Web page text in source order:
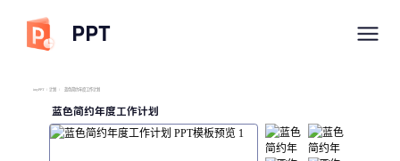
PPT
imyPPT / 计划 / 蓝色简约年度工作计划
蓝色简约年度工作计划